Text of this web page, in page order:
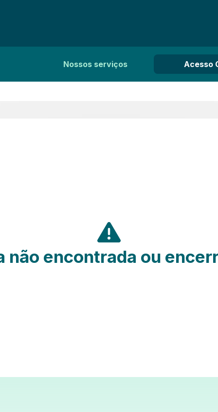
Nossos serviços Acesso
não encontrada ou